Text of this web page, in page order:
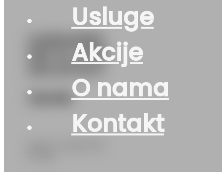
Usluge
Akcije
O nama
Kontakt
G225/40R19
93V XL A702
148 KM